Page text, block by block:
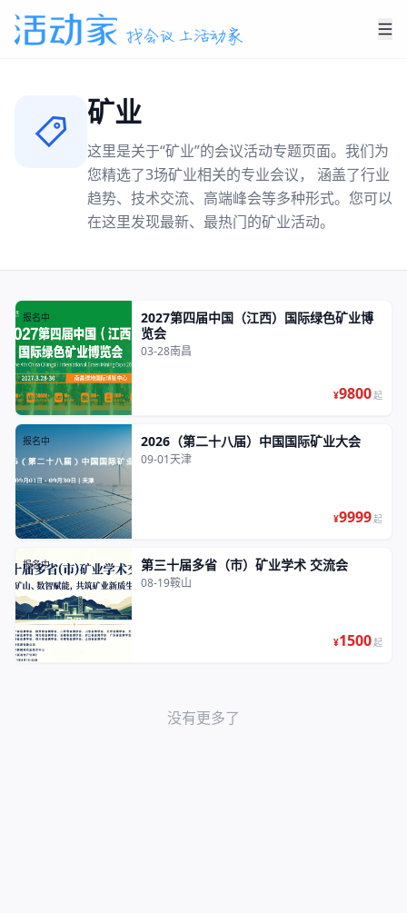
矿业
这里是关于“矿业”的会议活动专题页面。我们为
您精选了3场矿业相关的专业会议， 涵盖了行业
趋势、技术交流、高端峰会等多种形式。您可以
在这里发现最新、最热门的矿业活动。
报名中
2027第四届中国（江西）国际绿色矿业博
览会
03-28南昌
¥9800起
报名中 2026（第二十八届）中国国际矿业大会
09-01天津
¥9999起
报名中 第三十届多省（市）矿业学术 交流会
08-19鞍山
¥1500起
没有更多了